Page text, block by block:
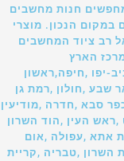
חנות מחשבים
הנכון. מוצרי
רב ציוד המחשבים
הארץ
יפו ,חיפה,ראשון
שבע ,חולון ,רמת גן
סבא ,חדרה ,מודיעין
,ראש העין ,הוד השרון
אתא ,עפולה ,אום
השרון ,טבריה ,קריית